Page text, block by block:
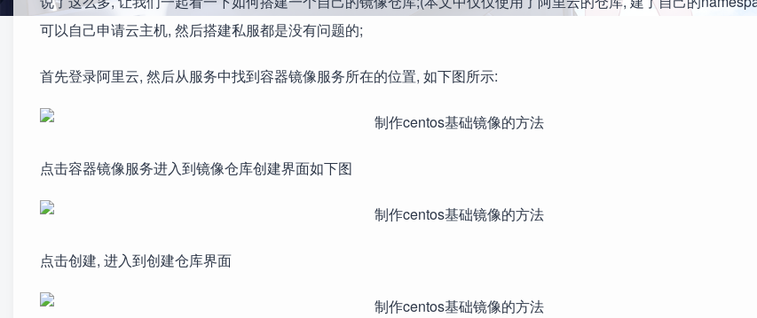
可以自己申请云主机, 然后搭建私服都是没有问题的;
首先登录阿里云, 然后从服务中找到容器镜像服务所在的位置, 如下图所示:
点击容器镜像服务进入到镜像仓库创建界面如下图
点击创建, 进入到创建仓库界面